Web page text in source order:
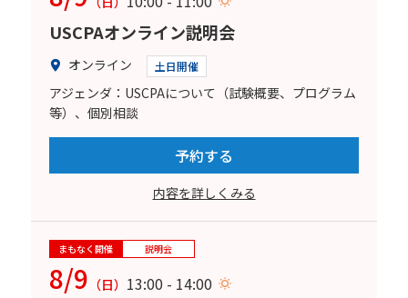
USCPAオンライン説明会
オンライン 土日開催
アジェンダ：USCPAについて（試験概要、プログラム
等）、個別相談
予約する
内容を詳しくみる
まもなく開催 説明会
8/9 （日） 13:00 - 14:00